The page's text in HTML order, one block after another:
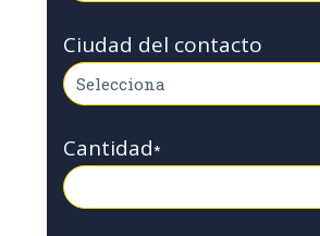
Ciudad del contacto
Cantidad*